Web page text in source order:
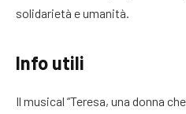
solidarietà e umanità.
Info utili
Il musical “Teresa, una donna